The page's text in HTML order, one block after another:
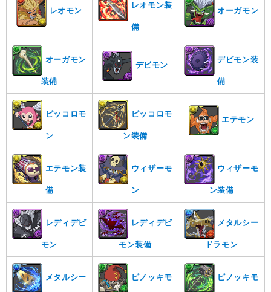
レオモン
レオモン装
備
オーガモン
オーガモン
装備
デビモン
デビモン装
備
ピッコロモ
ン
ピッコロモ
ン装備
エテモン
エテモン装
備
ウィザーモ
ン
ウィザーモ
ン装備
レディデビ
モン
レディデビ
モン装備
メタルシー
ドラモン
メタルシー ピノッキモ ピノッキモ